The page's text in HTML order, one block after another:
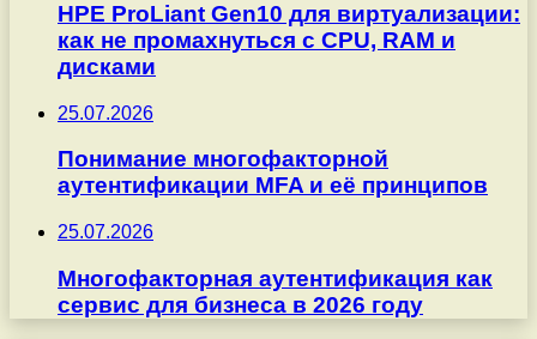
HPE ProLiant Gen10 для виртуализации:
как не промахнуться с CPU, RAM и
дисками
25.07.2026
Понимание многофакторной
аутентификации MFA и её принципов
25.07.2026
Многофакторная аутентификация как
сервис для бизнеса в 2026 году